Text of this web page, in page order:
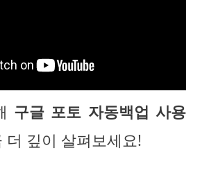
구글 포토 자동백업 사용
더 깊이 살펴보세요!